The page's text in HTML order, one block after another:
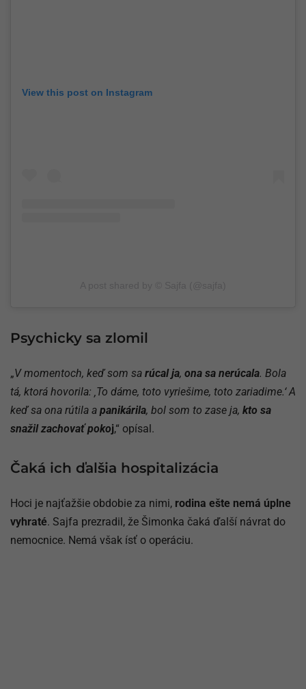
View this post on Instagram
Psychicky sa zlomil
„V momentoch, keď som sa rúcal ja, ona sa nerúcala. Bola
tá, ktorá hovorila: ‚To dáme, toto vyriešime, toto zariadime.‘ A
keď sa ona rútila a panikárila, bol som to zase ja, kto sa
snažil zachovať pokoj,“ opísal.
Čaká ich ďalšia hospitalizácia
Hoci je najťažšie obdobie za nimi, rodina ešte nemá úplne
vyhraté. Sajfa prezradil, že Šimonka čaká ďalší návrat do
nemocnice. Nemá však ísť o operáciu.